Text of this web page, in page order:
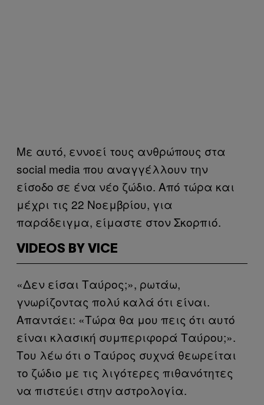
Με αυτό, εννοεί τους ανθρώπους στα
social media που αναγγέλλουν την
είσοδο σε ένα νέο ζώδιο. Από τώρα και
μέχρι τις 22 Νοεμβρίου, για
παράδειγμα, είμαστε στον Σκορπιό.
VIDEOS BY VICE
«Δεν είσαι Ταύρος;», ρωτάω,
γνωρίζοντας πολύ καλά ότι είναι.
Απαντάει: «Τώρα θα μου πεις ότι αυτό
είναι κλασική συμπεριφορά Ταύρου;».
Του λέω ότι ο Ταύρος συχνά θεωρείται
το ζώδιο με τις λιγότερες πιθανότητες
να πιστεύει στην αστρολογία.